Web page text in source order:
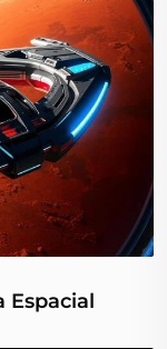
Espacial